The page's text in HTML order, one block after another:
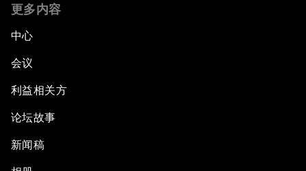
更多内容
中心
会议
利益相关方
论坛故事
新闻稿